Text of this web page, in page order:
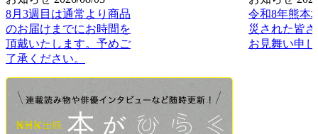
8月3週目は通常より商品
のお届けまでにお時間を
頂戴いたします。予めご
了承ください。
令和8年熊本
災された皆
お見舞い申